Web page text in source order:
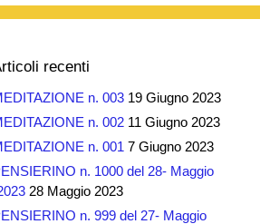
recenti
n. 003 19 Giugno 2023
n. 002 11 Giugno 2023
n. 001 7 Giugno 2023
n. 1000 del 28- Maggio
28 Maggio 2023
n. 999 del 27- Maggio